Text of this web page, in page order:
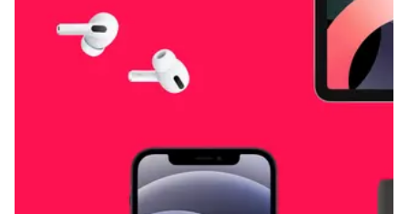
mal wieder ein
hat (Xbox,
Smartphone etc),
Grover nur
Möglichkeit
besteht nach